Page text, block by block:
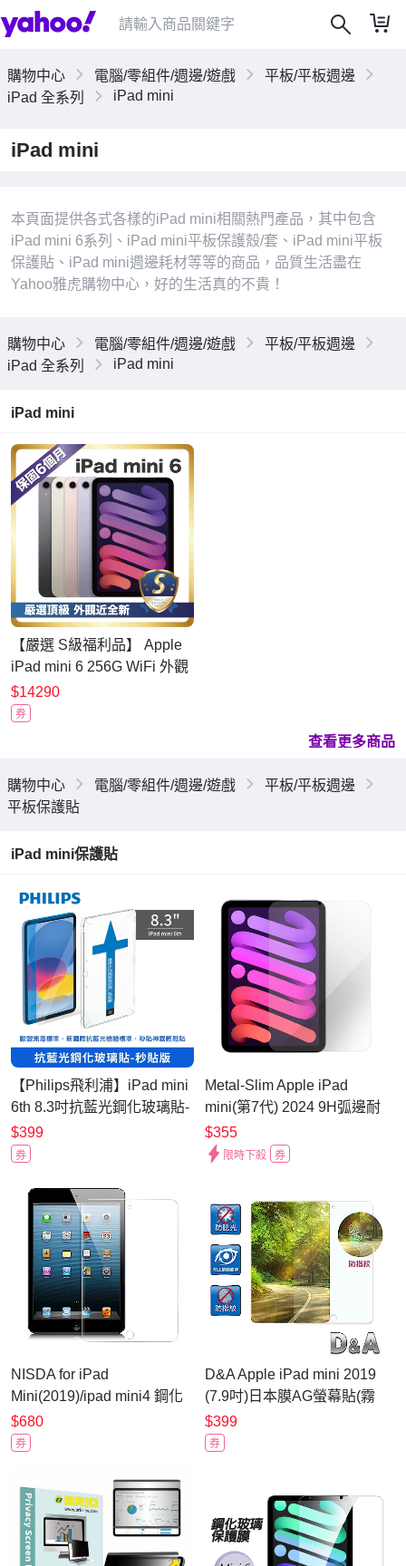
購物中心 電腦/零組件/週邊/遊戲
平板/平板週邊
iPad 全系列
iPad mini
iPad mini
本頁面提供各式各樣的iPad mini相關熱門產品，其中包含
iPad mini 6系列、iPad mini平板保護殼/套、iPad mini平板
保護貼、iPad mini週邊耗材等等的商品，品質生活盡在
Yahoo雅虎購物中心，好的生活真的不貴！
購物中心 電腦/零組件/週邊/遊戲
平板/平板週邊
iPad 全系列
iPad mini
iPad mini
【嚴選 S級福利品】 Apple
iPad mini 6 256G WiFi 外觀
近全新
$14290
券
查看更多商品
購物中心 電腦/零組件/週邊/遊戲
平板/平板週邊
平板保護貼
iPad mini保護貼
【Philips飛利浦】iPad mini
6th 8.3吋抗藍光鋼化玻璃貼-
秒貼版 DLK3301
$399
券
Metal-Slim Apple iPad
mini(第7代) 2024 9H弧邊耐
磨防指紋鋼化玻璃保護貼
$355
限時下殺 券
NISDA for iPad
Mini(2019)/ipad mini4 鋼化
玻璃螢幕貼
$680
券
D&A Apple iPad mini 2019
(7.9吋)日本膜AG螢幕貼(霧
面防眩)
$399
券